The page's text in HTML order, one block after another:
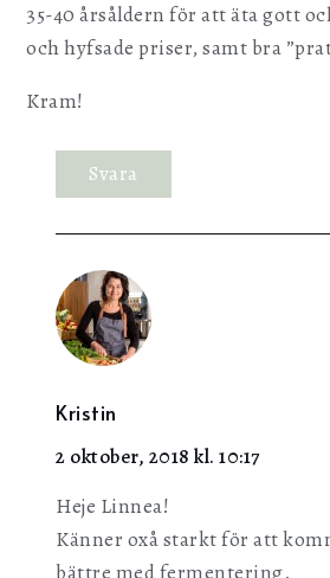
35-40 årsåldern för att äta gott
och hyfsade priser, samt bra
Kram!
Svara
Kristin
2 oktober, 2018 kl. 10:17
Heje Linnea!
Känner oxå starkt för att